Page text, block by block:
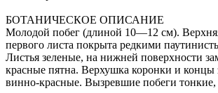
БОТАНИЧЕСКОЕ ОПИСАНИЕ
Молодой побег (длиной 10—12 см).
первого листа покрыта редкими
Листья зеленые, на нижней поверхности
красные пятна. Верхушка коронки и концы
винно-красные. Вызревшие побеги тонкие,